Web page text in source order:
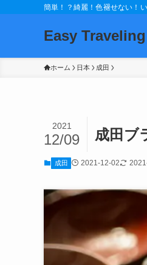
簡単！？綺麗！色褪せない！
Easy Traveling
ホーム 日本 成田
成田ブ
2021
12/09
成田 2021-12-02